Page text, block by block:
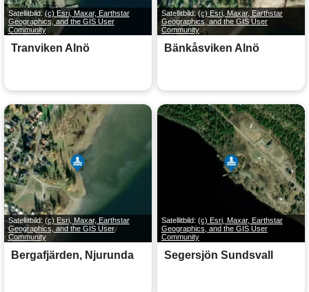
Satellitbild:(c) Esri, Maxar, Earthstar
Geographics, and the GIS User
Community
Tranviken Alnö
Satellitbild: (c) Esri, Maxar, Earthstar
Geographics, and the GIS User
Community
Bänkåsviken Alnö
Satellitbild: (c) Esri, Maxar, Earthstar
Geographics, and the GIS User
Community
Bergafjärden, Njurunda
Satellitbild: (c) Esri, Maxar, Earthstar
Geographics, and the GIS User
Community
Segersjön Sundsvall